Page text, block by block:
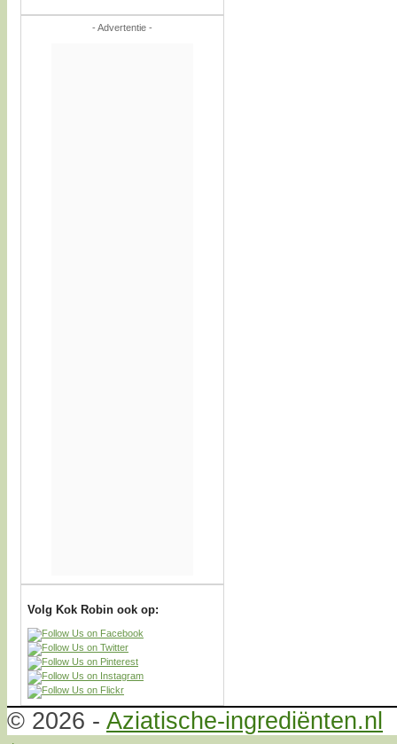
- Advertentie -
Volg Kok Robin ook op:
© 2026 - Aziatische-ingrediënten.nl